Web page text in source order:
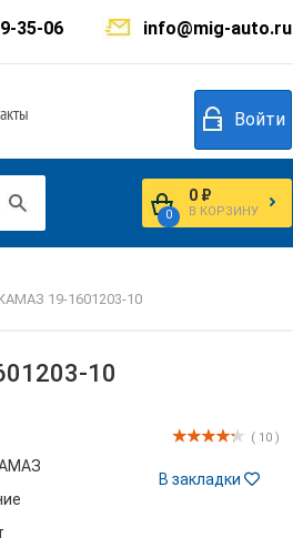
info@mig-auto.ru
35-06
Войти
0
0 ₽
В КОРЗИНУ
19-1601203-10
10
( 10 )
В закладки